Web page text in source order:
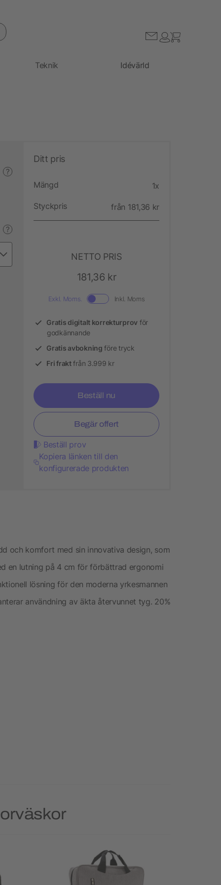
Teknik Idévärld
?
?
Ditt pris
Mängd 1x
Styckpris från 181,36 kr
NETTO PRIS
181,36 kr
Exkl. Moms. Inkl. Moms
Gratis digitalt korrekturprov för
godkännande
Gratis avbokning före tryck
Fri fraktfrån 3.999 kr
Beställ nu
Begär offert
Beställ prov
Kopiera länken till den
konfigurerade produkten
och komfort med sin innovativa design, som
en lutning på 4 cm för förbättrad ergonomi
lösning för den moderna yrkesmannen
användning av äkta återvunnet tyg. 20%